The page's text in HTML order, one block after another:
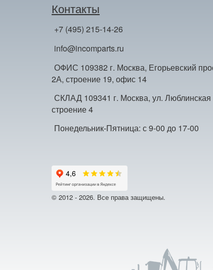
Контакты
+7 (495) 215-14-26
info@incomparts.ru
ОФИС 109382 г. Москва, Егорьевский
2А, строение 19, офис 14
СКЛАД 109341 г. Москва, ул. Люблинская
строение 4
Понедельник-Пятница: с 9-00 до 17-00
© 2012 - 2026. Все права защищены.